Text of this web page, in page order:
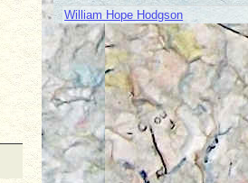
William Hope Hodgson